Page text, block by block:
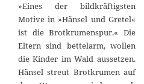
»Eines der bildkräftigsten
Motive in »Hänsel und Gretel«
ist die Brotkrumenspur.« Die
Eltern sind bettelarm, wollen
die Kinder im Wald aussetzen.
Hänsel streut Brotkrumen auf